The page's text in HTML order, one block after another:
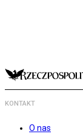
KONTAKT
O nas